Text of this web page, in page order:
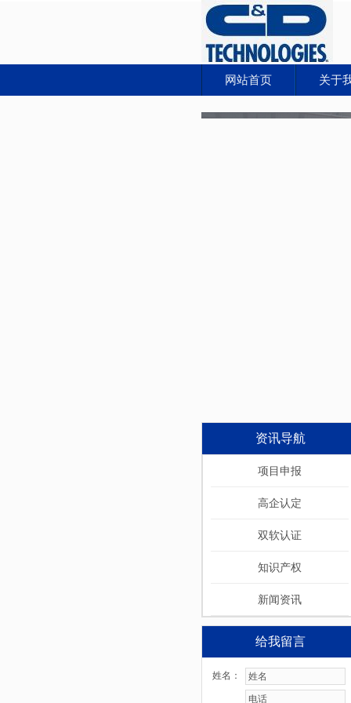
网站首页 关于
资讯导航
项目申报
高企认定
双软认证
知识产权
新闻资讯
给我留言
姓名：